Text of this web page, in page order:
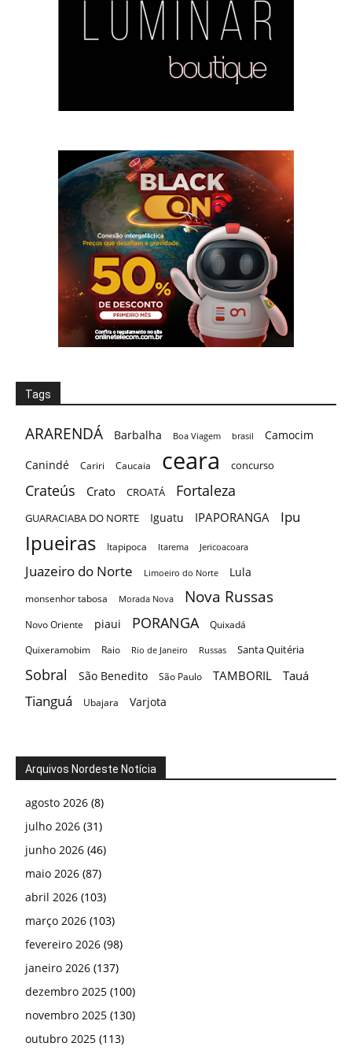
Tags
ARARENDÁ Barbalha Boa Viagem brasil
Camocim
Canindé
Cariri Caucaia ceara concurso
Crateús Crato CROATÁ Fortaleza
GUARACIABA DO NORTE Iguatu IPAPORANGA Ipu
Ipueiras Itapipoca Itarema Jericoacoara
Juazeiro do Norte Limoeiro do Norte Lula
monsenhor tabosa Morada Nova Nova Russas
Novo Oriente piaui PORANGA
Quixadá
Quixeramobim
Raio Rio de Janeiro Russas Santa Quitéria
Sobral São Benedito São Paulo TAMBORIL Tauá
Tianguá Ubajara Varjota
Arquivos Nordeste Notícia
agosto 2026 (8)
julho 2026 (31)
junho 2026 (46)
maio 2026 (87)
abril 2026 (103)
março 2026 (103)
fevereiro 2026 (98)
janeiro 2026 (137)
dezembro 2025 (100)
novembro 2025 (130)
outubro 2025 (113)